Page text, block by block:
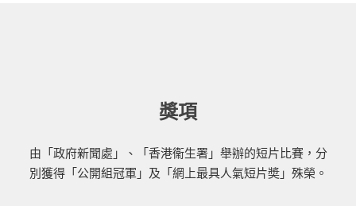
獎項
由「政府新聞處」、「香港衞生署」舉辦的短片比賽，分
別獲得「公開組冠軍」及「網上最具人氣短片奬」殊榮。